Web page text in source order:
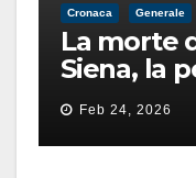
Cronaca Generale
La morte
Siena, la
pista di
finita male
Feb 24, 2026